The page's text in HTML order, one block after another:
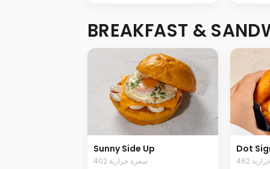
BREAKFAST &
Sunny Side Up
402 سعرة حرارية
Dot